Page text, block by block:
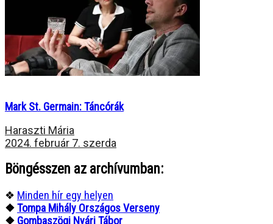
Mark St. Germain: Táncórák
Haraszti Mária
2024. február 7. szerda
Böngésszen az archívumban:
❖ Minden hír egy helyen
❖Tompa Mihály Országos Verseny
❖ Gombaszögi Nyári Tábor